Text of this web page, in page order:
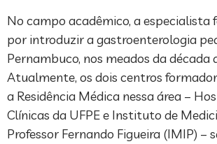
No campo acadêmico, a especialista
por introduzir a gastroenterologia
Pernambuco, nos meados da década
Atualmente, os dois centros
a Residência Médica nessa área –
Clínicas da UFPE e Instituto de
Professor Fernando Figueira (IMIP) –